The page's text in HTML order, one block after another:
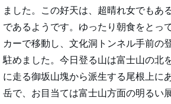
ました。この好天は、超晴れ女でもあ
であるようです。ゆったり朝食をとっ
カーで移動し、文化洞トンネル手前の
駐めました。今日登る山は富士山の北
に走る御坂山塊から派生する尾根上に
岳で、お目当ては富士山方面の明るい